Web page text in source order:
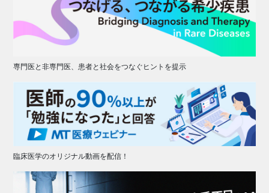
専門医と非専門医、患者と社会をつなぐヒントを提示
臨床医学のオリジナル動画を配信！